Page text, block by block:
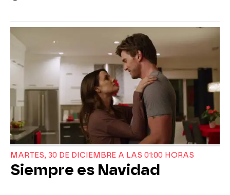
MARTES, 30 DE DICIEMBRE A LAS 01:00 HORAS
Siempre es Navidad